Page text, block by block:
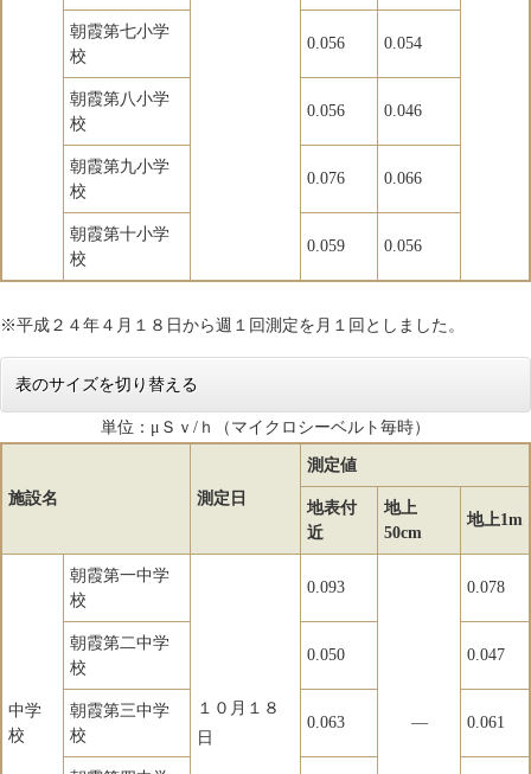
朝霞第七小学
校
0.056 0.054
朝霞第八小学
校
0.056 0.046
朝霞第九小学
校
0.076 0.066
朝霞第十小学
校
0.059 0.056
※平成２４年４月１８日から週１回測定を月１回としました。
表のサイズを切り替える
単位：μＳｖ/ｈ（マイクロシーベルト毎時）
施設名 測定日
測定値
地表付
近
地上
50cm
地上1m
中学
校
朝霞第一中学
校
１０月１８
日
0.093
―
0.078
朝霞第二中学
校
0.050 0.047
朝霞第三中学
校
0.063 0.061